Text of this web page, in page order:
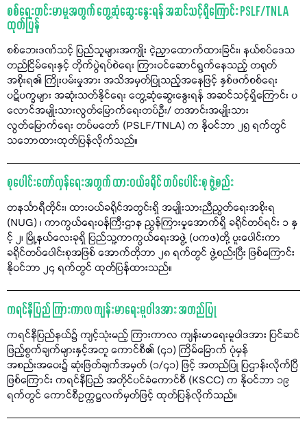
စစ်ရေးတင်းမာမှုအတွက် တွေ့ဆုံဆွေးနွေးရန် အဆင်သင့်ရှိကြောင်း PSLF/TNLA
ထုတ်ပြန်
စစ်ဘေးဒဏ်သင့် ပြည်သူများအကျိုး ငဲ့ညှာထောက်ထားခြင်း၊ နယ်စပ်ဒေသ
တည်ငြိမ်ရေးနှင့် တိုက်ပွဲရပ်စဲရေး ကြားဝင်ဆောင်ရွက်နေသည့် တရုတ်
အစိုးရ၏ ကြိုးပမ်းမှုအား အသိအမှတ်ပြုသည့်အနေဖြင့် နှစ်ဖက်စစ်ရေး
ပဋိပက္ခများ အဆုံးသတ်နိုင်ရေး တွေ့ဆုံဆွေးနွေးရန် အဆင်သင့်ရှိကြောင်း ပ
လောင်အမျိုးသားလွတ်မြောက်ရေးတပ်ဦး/ တအာင်းအမျိုးသား
လွတ်မြောက်ရေး တပ်မတော် (PSLF/TNLA) က နိုဝင်ဘာ ၂၅ ရက်တွင်
သဘောထားထုတ်ပြန်လိုက်သည်။
စုပေါင်းတော်လှန်ရေးအတွက် ထားဝယ်ခရိုင် တပ်ပေါင်းစု ဖွဲ့စည်း
တနင်္သာရီတိုင်း၊ ထားဝယ်ခရိုင်အတွင်းရှိ အမျိုးသားညီညွတ်ရေးအစိုးရ
(NUG) ၊ ကာကွယ်ရေးဝန်ကြီးဌာန ညွှန်ကြားမှုအောက်ရှိ ခရိုင်တပ်ရင်း ၁ နှ
င့် ၂၊ မြို့နယ်လေးခုရှိ ပြည်သူ့ကာကွယ်ရေးအဖွဲ့ (ပကဖ)တို့ ပူးပေါင်းကာ
ခရိုင်တပ်ပေါင်းစုအဖြစ် အောက်တိုဘာ ၂၈ ရက်တွင် ဖွဲ့စည်းပြီး ဖြစ်ကြောင်း
နိုဝင်ဘာ ၂၄ ရက်တွင် ထုတ်ပြန်ထားသည်။
ကရင်နီပြည် ကြားကာလ ကျန်းမာရေးမူဝါဒအား အတည်ပြု
ကရင်နီပြည်နယ်၌ ကျင့်သုံးမည့် ကြားကာလ ကျန်းမာရေးမူဝါဒအား ပြင်ဆင်
ဖြည့်စွက်ချက်များနှင့်အတူ ကောင်စီ၏ (၄၁) ကြိမ်မြောက် ပုံမှန်
အစည်းအဝေး၌ ဆုံးဖြတ်ချက်အမှတ် (၁/၄၁) ဖြင့် အတည်ပြု ပြဌာန်းလိုက်ပြီ
ဖြစ်ကြောင်း ကရင်နီပြည် အတိုင်ပင်ခံကောင်စီ (KSCC) က နိုဝင်ဘာ ၁၉
ရက်တွင် ကောင်စီဥက္ကဋ္ဌလက်မှတ်ဖြင့် ထုတ်ပြန်လိုက်သည်။